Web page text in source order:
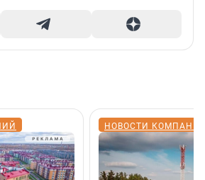
НОВОСТИ